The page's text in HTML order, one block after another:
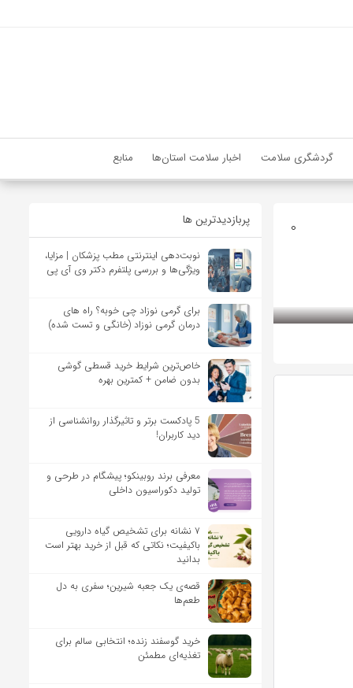
گردشگری سلامت اخبار سلامت استان‌ها منابع
0 پربازدیدترین ها
نوبت‌دهی اینترنتی مطب پزشکان | مزایا،
ویژگی‌ها و بررسی پلتفرم دکتر وی آی پی
برای گرمی نوزاد چی خوبه؟ راه های
درمان گرمی نوزاد (خانگی و تست شده)
خاص‌ترین شرایط خرید قسطی گوشی
بدون ضامن + کمترین بهره
5 پادکست برتر و تاثیرگذار روانشناسی از
دید کاربران!
معرفی برند روبینکو؛ پیشگام در طرحی و
تولید دکوراسیون داخلی
۷ نشانه برای تشخیص گیاه دارویی
باکیفیت؛ نکاتی که قبل از خرید بهتر است
بدانید
قصه‌ی یک جعبه شیرین؛ سفری به دل
طعم‌ها
خرید گوسفند زنده؛ انتخابی سالم برای
تغذیه‌ای مطمئن